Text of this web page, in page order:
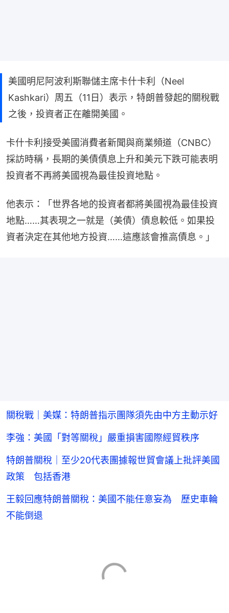
美國明尼阿波利斯聯儲主席卡什卡利（Neel
Kashkari）周五（11日）表示，特朗普發起的關稅戰
之後，投資者正在離開美國。
卡什卡利接受美國消費者新聞與商業頻道（CNBC）
採訪時稱，長期的美債債息上升和美元下跌可能表明
投資者不再將美國視為最佳投資地點。
他表示：「世界各地的投資者都將美國視為最佳投資
地點……其表現之一就是（美債）債息較低。如果投
資者決定在其他地方投資……這應該會推高債息。」
關稅戰｜美媒：特朗普指示團隊須先由中方主動示好
李強：美國「對等關稅」嚴重損害國際經貿秩序
特朗普關稅｜至少20代表團據報世貿會議上批評美國
政策 包括香港
王毅回應特朗普關稅：美國不能任意妄為 歷史車輪
不能倒退